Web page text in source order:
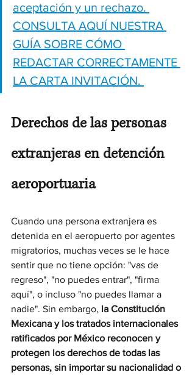
aceptación y un rechazo.
CONSULTA AQUÍ NUESTRA
GUÍA SOBRE CÓMO
REDACTAR CORRECTAMENTE
LA CARTA INVITACIÓN.
Derechos de las personas
extranjeras en detención
aeroportuaria
Cuando una persona extranjera es
detenida en el aeropuerto por agentes
migratorios, muchas veces se le hace
sentir que no tiene opción: "vas de
regreso", "no puedes entrar", "firma
aquí", o incluso "no puedes llamar a
nadie". Sin embargo, la Constitución
Mexicana y los tratados internacionales
ratificados por México reconocen y
protegen los derechos de todas las
personas, sin importar su nacionalidad o